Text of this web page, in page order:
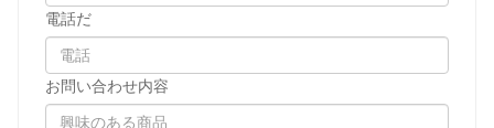
電話だ
お問い合わせ内容